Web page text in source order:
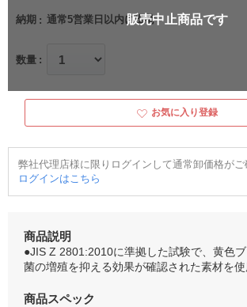
納期 通常5営業日以内に出荷
数量
販売中止商品です
お気に入り登録
弊社代理店様に限りログインして通常卸価格が
ログインはこちら
商品説明
●JIS Z 2801:2010に準拠した試験で、黄色
菌の増殖を抑える効果が確認された素材を使
商品スペック